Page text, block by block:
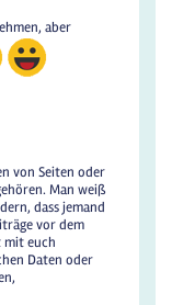
aber
von Seiten oder
Man weiß
dass jemand
vor dem
euch
Daten oder